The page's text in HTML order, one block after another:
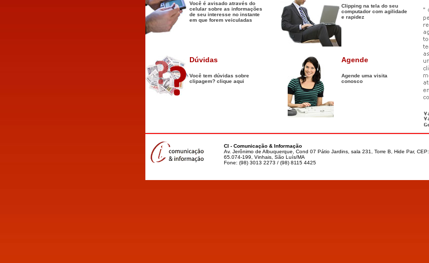
Você é avisado através do
celular sobre as informações
de seu interesse no instante
em que forem veiculadas
Clipping na tela do seu
computador com agilidade
e rapidez
Dúvidas
Você tem dúvidas sobre
clipagem? clique aqui
Agende
Agende uma visita
conosco
CI - Comunicação & Informação
Av. Jerônimo de Albuquerque, Cond 07 Pátio Jardins, sala 231, Torre B, Hide Par, CEP:
65.074-199, Vinhais, São Luís/MA
Fone: (98) 3013 2273 / (98) 8115 4425